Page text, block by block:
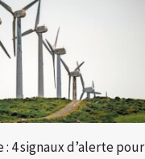
4 signaux d’alerte pour